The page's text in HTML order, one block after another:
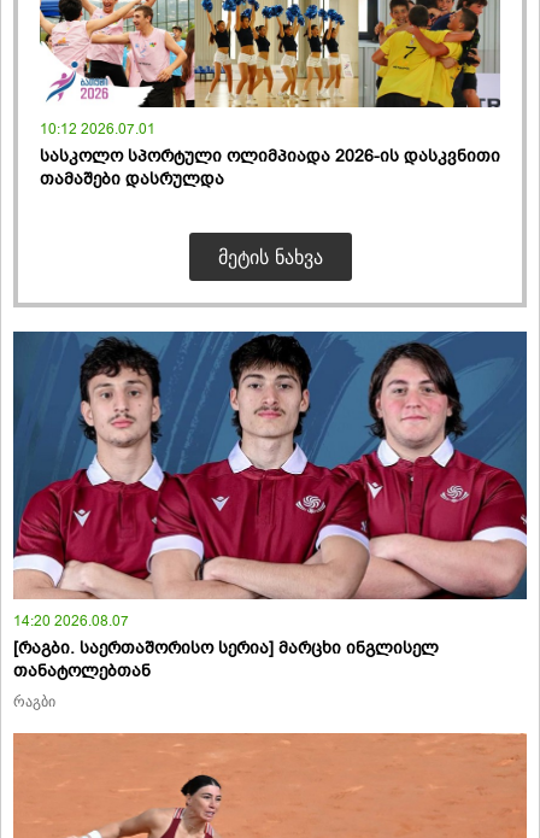
10:12 2026.07.01
სასკოლო სპორტული ოლიმპიადა 2026-ის დასკვნითი
თამაშები დასრულდა
ᲛᲔᲢᲘᲡ ᲜᲐᲮᲕᲐ
14:20 2026.08.07
[რაგბი. საერთაშორისო სერია] მარცხი ინგლისელ
თანატოლებთან
რაგბი